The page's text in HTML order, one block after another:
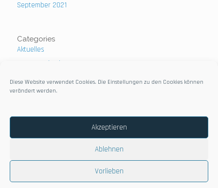
Diese Website verwendet Cookies. Die Einstellungen zu den Cookies können
verändert werden.
Akzeptieren
Ablehnen
Vorlieben
September 2021
Categories
Aktuelles
Uncategorized
Netzwerk InterRed Cooperación e. V. © 2021